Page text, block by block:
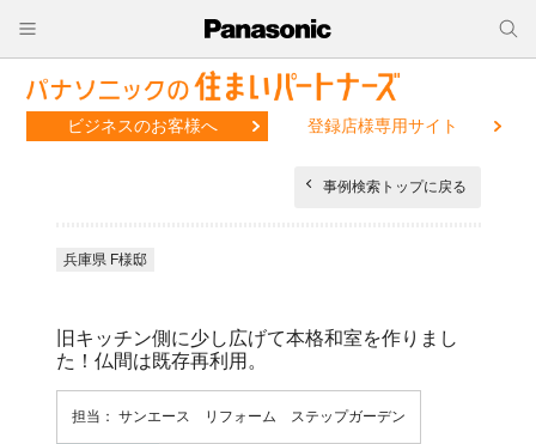
ビジネスのお客様へ 登録店様専用サイト
事例検索トップに戻る
兵庫県 F様邸
旧キッチン側に少し広げて本格和室を作りまし
た！仏間は既存再利用。
担当： サンエース リフォーム ステップガーデン